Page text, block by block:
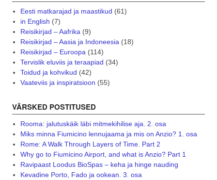
Eesti matkarajad ja maastikud (61)
in English (7)
Reisikirjad – Aafrika (9)
Reisikirjad – Aasia ja Indoneesia (18)
Reisikirjad – Euroopa (114)
Tervislik eluviis ja teraapiad (34)
Toidud ja kohvikud (42)
Vaateviis ja inspiratsioon (55)
VÄRSKED POSTITUSED
Rooma: jalutuskäik läbi mitmekihilise aja. 2. osa
Miks minna Fiumicino lennujaama ja mis on Anzio? 1. osa
Rome: A Walk Through Layers of Time. Part 2
Why go to Fiumicino Airport, and what is Anzio? Part 1
Ravipaast Loodus BioSpas – keha ja hinge nauding
Kevadine Porto, Fado ja ookean. 3. osa